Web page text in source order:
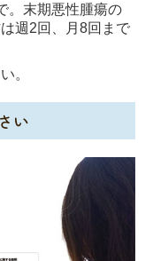
。末期悪性腫瘍の
週2回、月8回まで
。
い